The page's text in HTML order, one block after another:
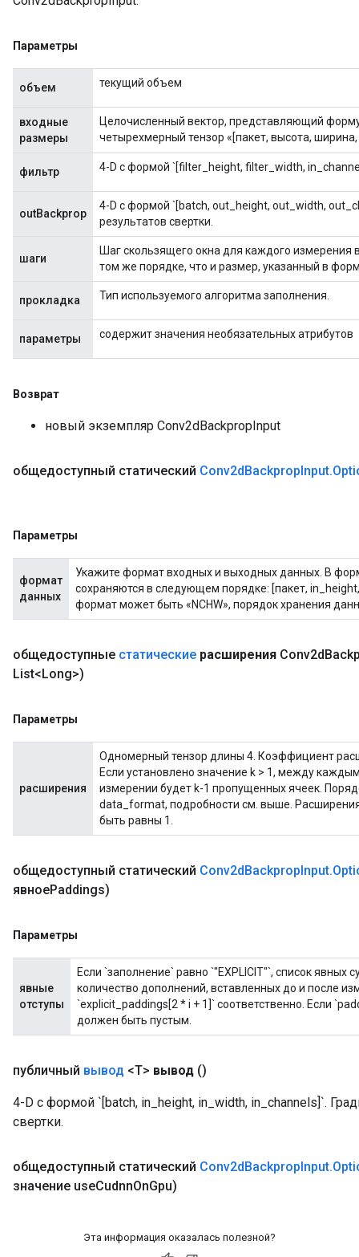
Параметры
объем текущий объем
входные
размеры
Целочисленный вектор, представляющий
четырехмерный тензор «[пакет, высота,
фильтр 4-D с формой `[filter_height, filter_width,
outBackprop
4-D с формой `[batch, out_height, out_width,
результатов свертки.
шаги
Шаг скользящего окна для каждого
том же порядке, что и размер, указанный в
прокладка Тип используемого алгоритма заполнения.
параметры содержит значения необязательных атрибутов
Возврат
новый экземпляр Conv2dBackpropInput
общедоступный статический Conv2dBackpropInput.
Параметры
формат
данных
Укажите формат входных и выходных данных. В
сохраняются в следующем порядке: [пакет,
формат может быть «NCHW», порядок хранения
общедоступные статические расширения Conv2d
List<Long>)
Параметры
расширения
Одномерный тензор длины 4. Коэффициент
Если установлено значение k > 1, между
измерении будет k-1 пропущенных ячеек.
data_format, подробности см. выше.
быть равны 1.
общедоступный статический Conv2dBackpropInput.
явноеPaddings)
Параметры
явные
отступы
Если `заполнение` равно `"EXPLICIT"`, список
количество дополнений, вставленных до и после
`explicit_paddings[2 * i + 1]` соответственно. Если
должен быть пустым.
публичный вывод <T> вывод ()
4-D с формой `[batch, in_height, in_width, in_channels]`.
свертки.
общедоступный статический Conv2dBackpropInput.
значение useCudnnOnGpu)
Эта информация оказалась полезной?